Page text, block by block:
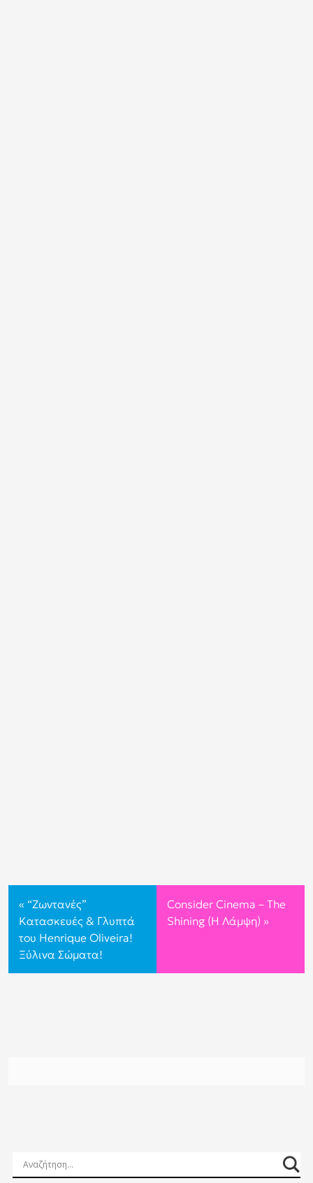
« “Ζωντανές”
Κατασκευές & Γλυπτά
του Henrique Oliveira!
Ξύλινα Σώματα!
Consider Cinema – The
Shining (Η Λάμψη) »